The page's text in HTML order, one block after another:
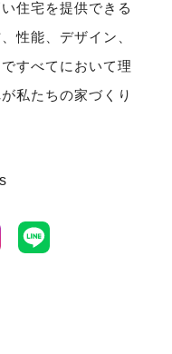
住宅を提供できる
性能、デザイン、
すべてにおいて理
私たちの家づくり